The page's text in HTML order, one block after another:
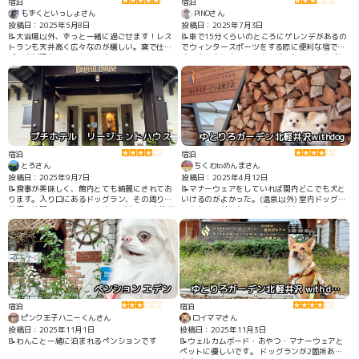
もずくといっしょさん
投稿日：2025年5月8日
📝大浴場以外、ずっと一緒に過ごせます！レス
トランも天井高く広々なのが嬉しい。窯で仕上
げるお料理もワクワクします。スタッフの皆さ
まも素敵に迎えてくれます。自然に囲まれた立
地も心地よいです。
PINOさん
投稿日：2025年7月3日
📝車で15分くらいのところにゲレンデがあるの
でウィンタースポーツをする際に便利な宿で
す！森の中に立ってるキャビンなので雪遊びも
できます！ キッチンやワークスペースも完備！
ゆっくりくつろげます！ #雪遊び
プチホテル リージェントハウス
宿泊
とろさん
投稿日：2025年9月7日
📝食事が美味しく、館内とても綺麗にされてお
ります。入り口にあるドッグラン、その周りも
花壇で綺麗にされております。 暖かいご家族が
経営されておりリピートして、今回は2泊しまし
た。
ゆとりろガーデン北軽井沢withdog
宿泊
ちくわtoめんまさん
投稿日：2025年4月12日
📝マナーウェアをしていれば関内どこでも犬と
いけるのがよかった。(温泉以外) 室内ドッグラ
ンもあり、外にもドッグランがあってよかっ
た。
ペンション エデン
宿泊
ピンク王子ハニーくんさん
投稿日：2025年11月1日
📝わんこと一緒に泊まれるペンションです
ゆとりろガーデン北軽井沢 with dogs
宿泊
ロイママさん
投稿日：2025年11月3日
📝ウェルカムボード・おやつ・マナーウェアと
ペットに優しいです。 ドッグランが2箇所あり